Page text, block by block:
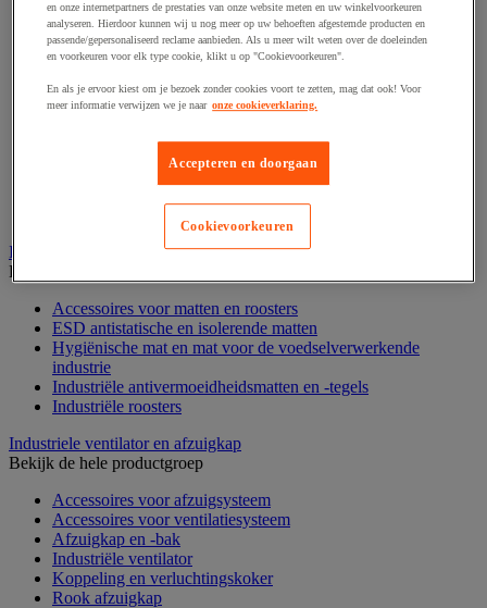
Doorschuifstelling en doorrolstelling
Draagarmstelling voor lange lasten
Entresol voor magazijn
Middelzware stelling
Stelling voor detail- en groothandel
Stellingen voor de automobielindustrie
Industriële mat, tegel en rooster
Bekijk de hele productgroep
Accessoires voor matten en roosters
ESD antistatische en isolerende matten
Hygiënische mat en mat voor de voedselverwerkende
industrie
Industriële antivermoeidheidsmatten en -tegels
Industriële roosters
Industriele ventilator en afzuigkap
Bekijk de hele productgroep
Accessoires voor afzuigsysteem
Accessoires voor ventilatiesysteem
Afzuigkap en -bak
Industriële ventilator
Koppeling en verluchtingskoker
Rook afzuigkap
en onze internetpartners de prestaties van onze website meten en uw winkelvoorkeuren
analyseren. Hierdoor kunnen wij u nog meer op uw behoeften afgestemde producten en
passende/gepersonaliseerd reclame aanbieden. Als u meer wilt weten over de doeleinden
en voorkeuren voor elk type cookie, klikt u op "Cookievoorkeuren".
En als je ervoor kiest om je bezoek zonder cookies voort te zetten, mag dat ook! Voor
meer informatie verwijzen we je naar onze cookieverklaring.
Accepteren en doorgaan
Cookievoorkeuren